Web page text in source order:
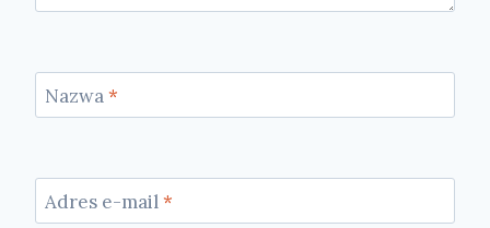
Nazwa*
Adres e-mail*